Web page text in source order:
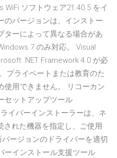
ソフトウェア21.40.5 をイ
のバージョンは、インストー
ターによって異なる場合があ
7 のみ対応。 Visual
.NET Framework 4.0 が必
プライベートまたは教育のた
使用できません。 リコーカン
セットアップツール
イバーインストーラーは、ネ
された機器を指定し、ご使用
ージョンのドライバーを適切
ーインストール支援ツール